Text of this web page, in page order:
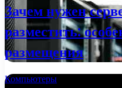
Зачем нужен
разместить:
размещения
Компьютеры